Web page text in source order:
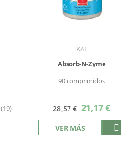
19
KAL
Absorb-N-Zyme
90 comprimidos
28,57 € Precio
especial
21,17 €
VER MÁS